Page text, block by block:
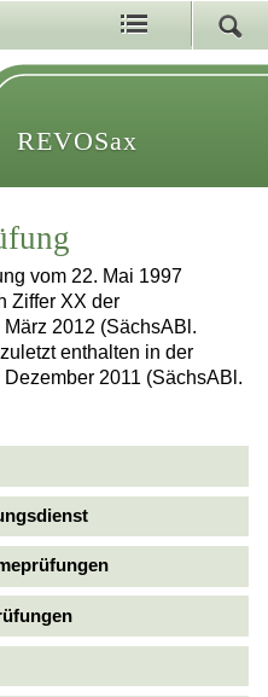
REVOSax
vom 22. Mai 1997
Ziffer XX der
2012 (SächsABl.
enthalten in der
2011 (SächsABl.